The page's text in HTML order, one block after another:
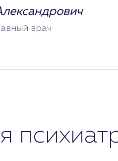
врач